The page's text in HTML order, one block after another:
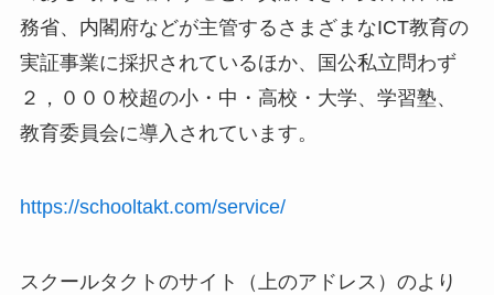
務省、内閣府などが主管するさまざまなICT教育の
実証事業に採択されているほか、国公私立問わず
２，０００校超の小・中・高校・大学、学習塾、
教育委員会に導入されています。
https://schooltakt.com/service/
スクールタクトのサイト（上のアドレス）のより